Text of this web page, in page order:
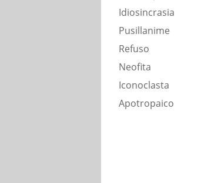
Idiosincrasia
Pusillanime
Refuso
Neofita
Iconoclasta
Apotropaico